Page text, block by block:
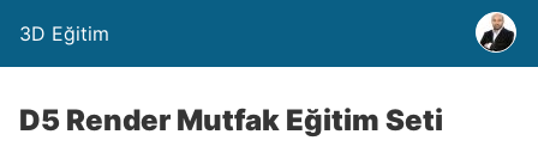
3D Eğitim
D5 Render Mutfak Eğitim Seti